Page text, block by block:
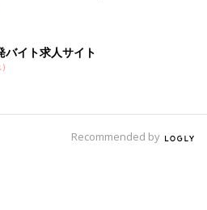
バイト求人サイト
)
Recommended by